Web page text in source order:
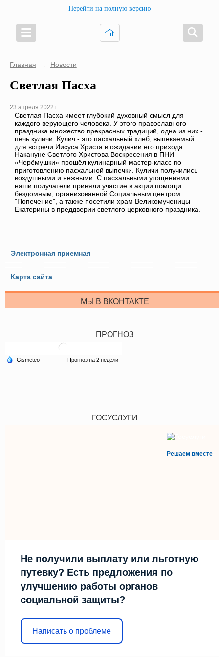
Перейти на полную версию
Главная → Новости
Светлая Пасха
23 апреля 2022 г.
Светлая Пасха имеет глубокий духовный смысл для
каждого верующего человека. У этого православного
праздника множество прекрасных традиций, одна из них -
печь куличи. Кулич - это пасхальный хлеб, выпекаемый
для встречи Иисуса Христа в ожидании его прихода.
Накануне Светлого Христова Воскресения в ПНИ
«Черёмушки» прошёл кулинарный мастер-класс по
приготовлению пасхальной выпечки. Куличи получились
воздушными и нежными. С пасхальными угощениями
наши получатели приняли участие в акции помощи
бездомным, организованной Социальным центром
"Попечение", а также посетили храм Великомученицы
Екатерины в преддверии светлого церковного праздника.
Электронная приемная
Карта сайта
МЫ В ВКОНТАКТЕ
ПРОГНОЗ
ГОСУСЛУГИ
Решаем вместе
Не получили выплату или льготную
путевку? Есть предложения по
улучшению работы органов
социальной защиты?
Написать о проблеме